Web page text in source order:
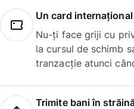
Un card
Nu-ți face griji cu
la cursul de schimb
tranzacție atunci
Trimite bani în